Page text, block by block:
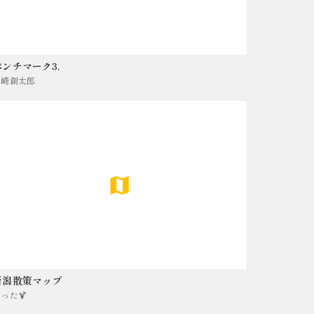
チマーク3.
創太郎
潟散策マップ
た🍹